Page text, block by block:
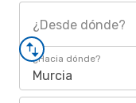
¿Desde dónde?
¿Hacia dónde?
Murcia